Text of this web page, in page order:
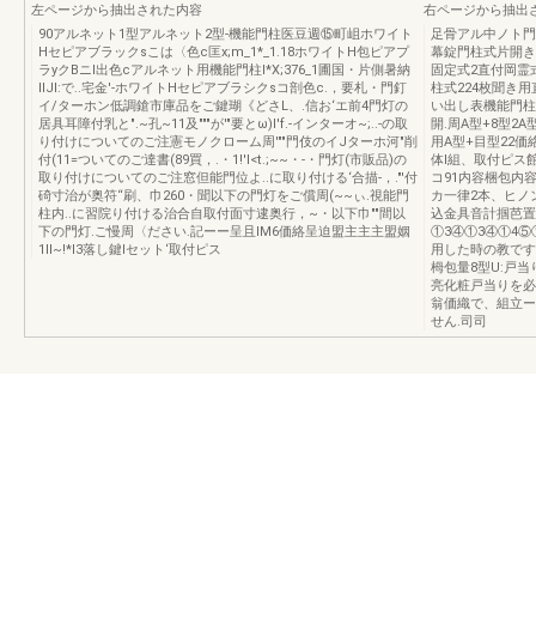
左ページから抽出された内容
90アルネット1型アルネット2型-機能門柱医豆週⑮町岨ホワイト
Hセピアブラックsこは〈色c匡x;m_1*_1.18ホワイトH包ピアプ
ラyクBニl出色cアルネット用機能門柱I*X;376_1圃国・片側暑納
IIJI:で..宅金'-ホワイトHセピアブラシクsコ剖色c.，要札・門釘
イ/ターホン低調鎗市庫品をご鍵瑚《どさL、.信お‘エ前4門灯の
居具耳障付乳と".~孔~11及"""が'"要とω)I'f.-インターオ~;..-の取
り付けについてのご注憲モノクローム周'""門伎のイJターホ河"削
付(11=ついてのご達書(89買，.・1!'I<t.;~~・-・門灯(市販品)の
取り付けについてのご注窓但能門位よ..に取り付ける‘合描-，."'付
碕寸治が奥符“刷、巾260・聞以下の門灯をご償周(~~ぃ.視能門
柱内..に習院り付ける治合自取付面寸逮奥行，~・以下巾""間以
下の門灯.ご慢周〈ださい.記ーー呈且lM6価絡呈迫盟主主主盟姻
1II~!*l3落し鍵lセット‘取付ピス
右ページから抽出
足骨アル中ノト
幕錠門柱式片開
固定式2直付岡
柱式224枚聞き用
い出し表機能門
開.周A型+8型2A
用A型+目型22価
体l組、取付ピス
コ91内容梱包内
カ一律2本、ヒノ
込金具音計掴芭
用した時の教
栂包量8型U:戸当
亮化粧戸当りを
翁価織で、組立
せん.司司